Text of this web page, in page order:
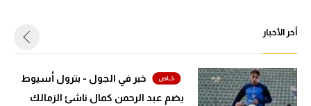
أخر الأخبار
خبر في الجول - بترول أسيوط
يضم عبد الرحمن كمال ناشئ الزمالك